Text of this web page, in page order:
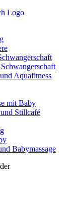
Aquafitness
mit Baby
Stillcafé
Babymassage